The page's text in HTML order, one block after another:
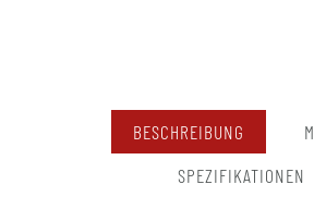
BESCHREIBUNG
SPEZIFIKATIONEN